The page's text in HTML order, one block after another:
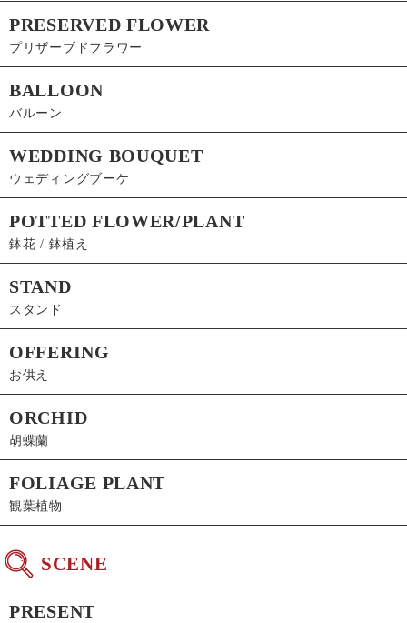
PRESERVED FLOWER
プリザーブドフラワー
BALLOON
バルーン
WEDDING BOUQUET
ウェディングブーケ
POTTED FLOWER/PLANT
鉢花 / 鉢植え
STAND
スタンド
OFFERING
お供え
ORCHID
胡蝶蘭
FOLIAGE PLANT
観葉植物
SCENE
PRESENT